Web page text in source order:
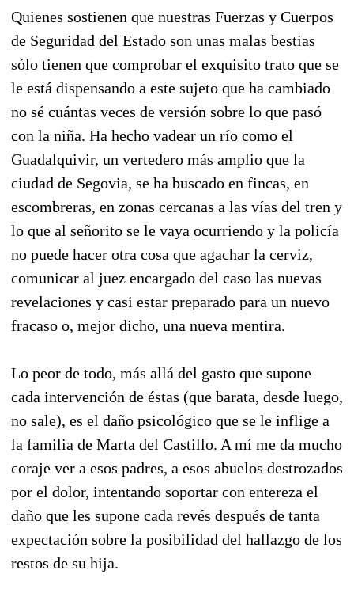
Quienes sostienen que nuestras Fuerzas y Cuerpos
de Seguridad del Estado son unas malas bestias
sólo tienen que comprobar el exquisito trato que se
le está dispensando a este sujeto que ha cambiado
no sé cuántas veces de versión sobre lo que pasó
con la niña. Ha hecho vadear un río como el
Guadalquivir, un vertedero más amplio que la
ciudad de Segovia, se ha buscado en fincas, en
escombreras, en zonas cercanas a las vías del tren y
lo que al señorito se le vaya ocurriendo y la policía
no puede hacer otra cosa que agachar la cerviz,
comunicar al juez encargado del caso las nuevas
revelaciones y casi estar preparado para un nuevo
fracaso o, mejor dicho, una nueva mentira.
Lo peor de todo, más allá del gasto que supone
cada intervención de éstas (que barata, desde luego,
no sale), es el daño psicológico que se le inflige a
la familia de Marta del Castillo. A mí me da mucho
coraje ver a esos padres, a esos abuelos destrozados
por el dolor, intentando soportar con entereza el
daño que les supone cada revés después de tanta
expectación sobre la posibilidad del hallazgo de los
restos de su hija.